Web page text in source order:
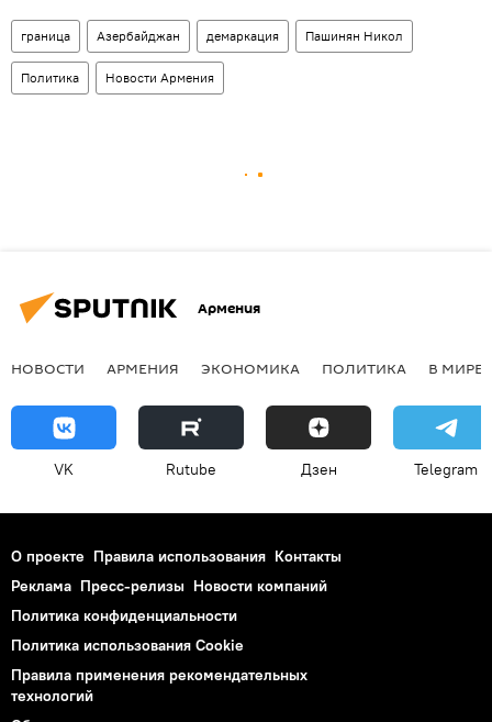
граница Азербайджан демаркация Пашинян Никол
Политика Новости Армения
Армения
НОВОСТИ АРМЕНИЯ ЭКОНОМИКА ПОЛИТИКА В МИРЕ
VK Rutube Дзен Telegram
О проекте Правила использования Контакты
Реклама Пресс-релизы Новости компаний
Политика конфиденциальности
Политика использования Cookie
Правила применения рекомендательных
технологий